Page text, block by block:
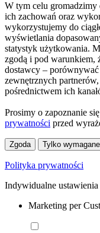
W tym celu gromadzimy
ich zachowań oraz
wykorzystujemy do
wyświetlania
statystyk użytkowania.
zgodą i pod warunkiem,
dostawcy –
zewnętrznych
pośrednictwem ich
Prosimy o zapoznanie
prywatności przed
Zgoda Tylko wymagane
Polityka prywatności
Indywidualne
Marketing per